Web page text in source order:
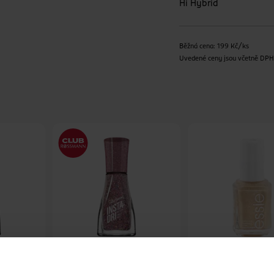
Hi Hybrid
Běžná cena: 199 Kč/ks
Uvedené ceny jsou včetně DPH
Dri 258